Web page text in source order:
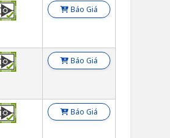
Báo Giá
Báo Giá
Báo Giá